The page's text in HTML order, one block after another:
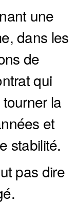
une
dans les
de
qui
la
et
stabilité.
pas dire